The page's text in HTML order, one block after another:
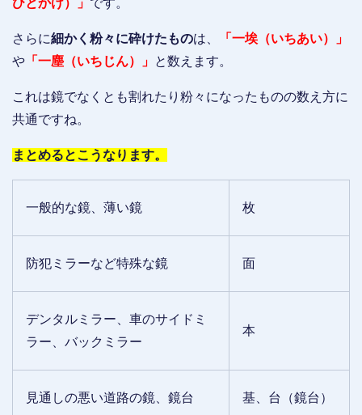
ひとかけ）」 です。
さらに細かく粉々に砕けたものは、
「一埃（いちあい）」
や 「一塵（いちじん）」 と数えます。
これは鏡でなくとも割れたり粉々になったものの数え方に
共通ですね。
まとめるとこうなります。
一般的な鏡、薄い鏡 枚
防犯ミラーなど特殊な鏡 面
デンタルミラー、車のサイドミ
ラー、バックミラー
本
見通しの悪い道路の鏡、鏡台 基、台（鏡台）